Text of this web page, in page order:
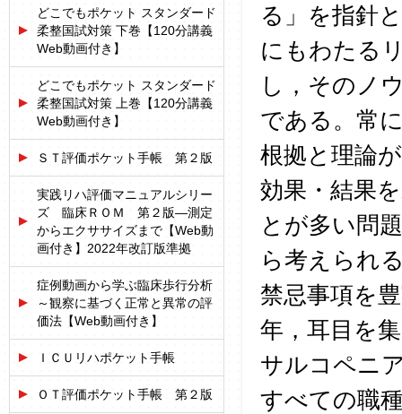
る」を指針
にもわたる
し，そのノ
である。常
根拠と理論
効果・結果
とが多い問
ら考えられ
禁忌事項を
年，耳目を
サルコペニ
すべての職
どこでもポケット スタンダード
柔整国試対策 下巻【120分講義
Web動画付き】
どこでもポケット スタンダード
柔整国試対策 上巻【120分講義
Web動画付き】
ＳＴ評価ポケット手帳 第２版
実践リハ評価マニュアルシリー
ズ 臨床ＲＯＭ 第２版―測定
からエクササイズまで【Web動
画付き】2022年改訂版準拠
症例動画から学ぶ臨床歩行分析
～観察に基づく正常と異常の評
価法【Web動画付き】
ＩＣＵリハポケット手帳
ＯＴ評価ポケット手帳 第２版